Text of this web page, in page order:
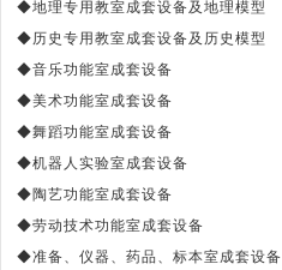
◆地理专用教室成套设备及地理模型
◆历史专用教室成套设备及历史模型
◆音乐功能室成套设备
◆美术功能室成套设备
◆舞蹈功能室成套设备
◆机器人实验室成套设备
◆陶艺功能室成套设备
◆劳动技术功能室成套设备
◆准备、仪器、药品、标本室成套设备